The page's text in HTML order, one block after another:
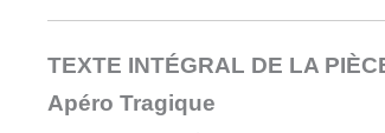
TEXTE INTÉGRAL DE LA
Apéro Tragique